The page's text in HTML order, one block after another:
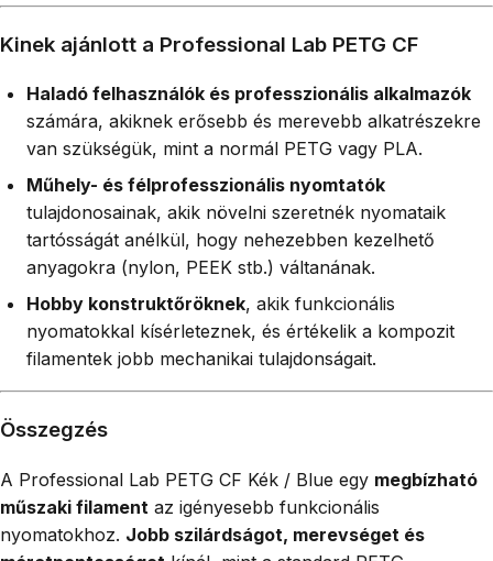
Kinek ajánlott a Professional Lab PETG CF
Haladó felhasználók és professzionális alkalmazók
számára, akiknek erősebb és merevebb alkatrészekre
van szükségük, mint a normál PETG vagy PLA.
Műhely- és félprofesszionális nyomtatók
tulajdonosainak, akik növelni szeretnék nyomataik
tartósságát anélkül, hogy nehezebben kezelhető
anyagokra (nylon, PEEK stb.) váltanának.
Hobby konstruktőröknek, akik funkcionális
nyomatokkal kísérleteznek, és értékelik a kompozit
filamentek jobb mechanikai tulajdonságait.
Összegzés
A Professional Lab PETG CF Kék / Blue egy megbízható
műszaki filament az igényesebb funkcionális
nyomatokhoz. Jobb szilárdságot, merevséget és